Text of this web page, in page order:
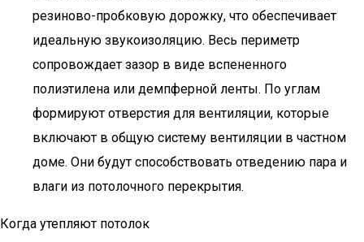
резиново-пробковую дорожку, что обеспечивает
идеальную звукоизоляцию. Весь периметр
сопровождает зазор в виде вспененного
полиэтилена или демпферной ленты. По углам
формируют отверстия для вентиляции, которые
включают в общую систему вентиляции в частном
доме. Они будут способствовать отведению пара и
влаги из потолочного перекрытия.
Когда утепляют потолок